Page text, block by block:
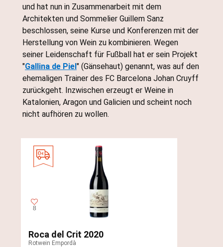
und hat nun in Zusammenarbeit mit dem
Architekten und Sommelier Guillem Sanz
beschlossen, seine Kurse und Konferenzen mit der
Herstellung von Wein zu kombinieren. Wegen
seiner Leidenschaft für Fußball hat er sein Projekt
"Gallina de Piel" (Gänsehaut) genannt, was auf den
ehemaligen Trainer des FC Barcelona Johan Cruyff
zurückgeht. Inzwischen erzeugt er Weine in
Katalonien, Aragon und Galicien und scheint noch
nicht aufhören zu wollen.
8
Roca del Crit 2020
Rotwein Empordà